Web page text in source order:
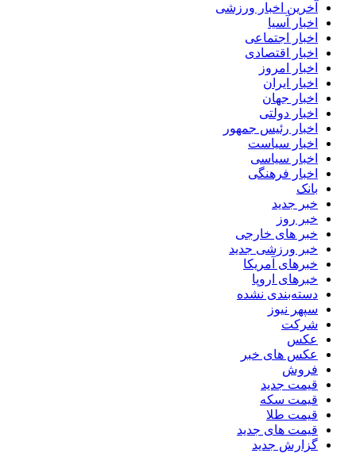
آخرین اخبار ورزشی
اخبار آسیا
اخبار اجتماعی
اخبار اقتصادی
اخبار امروز
اخبار ایران
اخبار جهان
اخبار دولتی
اخبار رئیس جمهور
اخبار سیاست
اخبار سیاسی
اخبار فرهنگی
بانک
خبر جدید
خبر روز
خبر های خارجی
خبر ورزشی جدید
خبرهای آمریکا
خبرهای اروپا
دسته‌بندی نشده
سپهر نیوز
شرکت
عکس
عکس های خبر
فروش
قیمت جدید
قیمت سکه
قیمت طلا
قیمت های جدید
گزارش جدید